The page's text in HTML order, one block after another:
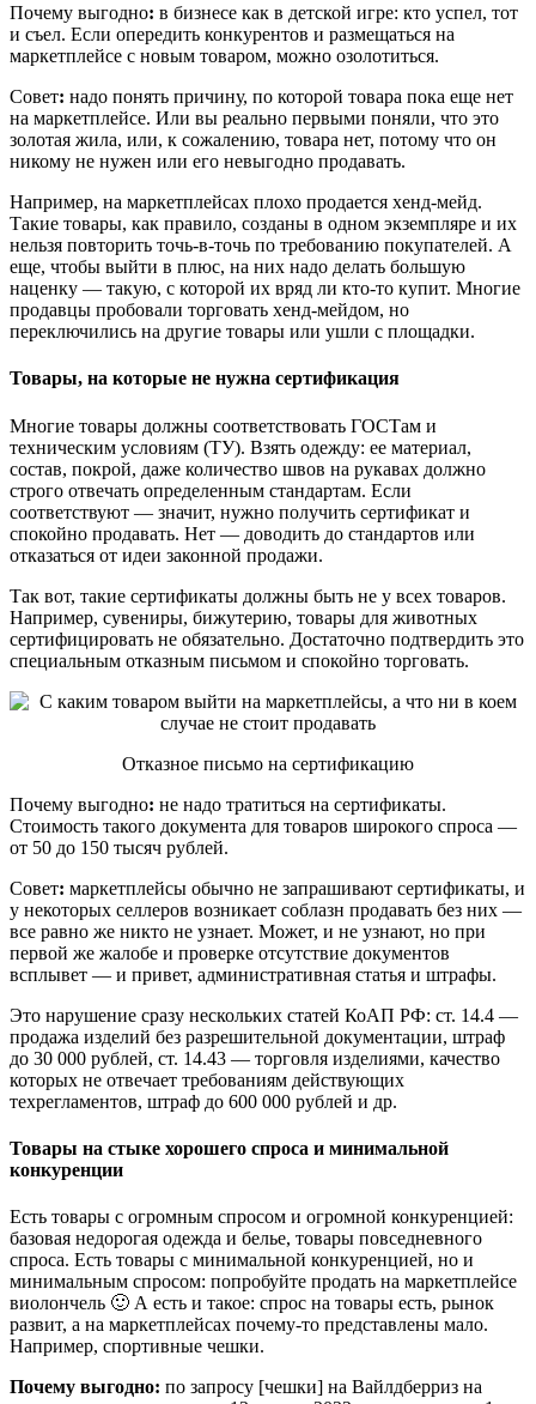
Почему выгодно: в бизнесе как в детской игре: кто успел, тот
и съел. Если опередить конкурентов и размещаться на
маркетплейсе с новым товаром, можно озолотиться.
Совет: надо понять причину, по которой товара пока еще нет
на маркетплейсе. Или вы реально первыми поняли, что это
золотая жила, или, к сожалению, товара нет, потому что он
никому не нужен или его невыгодно продавать.
Например, на маркетплейсах плохо продается хенд-мейд.
Такие товары, как правило, созданы в одном экземпляре и их
нельзя повторить точь-в-точь по требованию покупателей. А
еще, чтобы выйти в плюс, на них надо делать большую
наценку — такую, с которой их вряд ли кто-то купит. Многие
продавцы пробовали торговать хенд-мейдом, но
переключились на другие товары или ушли с площадки.
Товары, на которые не нужна сертификация
Многие товары должны соответствовать ГОСТам и
техническим условиям (ТУ). Взять одежду: ее материал,
состав, покрой, даже количество швов на рукавах должно
строго отвечать определенным стандартам. Если
соответствуют — значит, нужно получить сертификат и
спокойно продавать. Нет — доводить до стандартов или
отказаться от идеи законной продажи.
Так вот, такие сертификаты должны быть не у всех товаров.
Например, сувениры, бижутерию, товары для животных
сертифицировать не обязательно. Достаточно подтвердить это
специальным отказным письмом и спокойно торговать.
Отказное письмо на сертификацию
Почему выгодно: не надо тратиться на сертификаты.
Стоимость такого документа для товаров широкого спроса —
от 50 до 150 тысяч рублей.
Совет: маркетплейсы обычно не запрашивают сертификаты, и
у некоторых селлеров возникает соблазн продавать без них —
все равно же никто не узнает. Может, и не узнают, но при
первой же жалобе и проверке отсутствие документов
всплывет — и привет, административная статья и штрафы.
Это нарушение сразу нескольких статей КоАП РФ: ст. 14.4 —
продажа изделий без разрешительной документации, штраф
до 30 000 рублей, ст. 14.43 — торговля изделиями, качество
которых не отвечает требованиям действующих
техрегламентов, штраф до 600 000 рублей и др.
Товары на стыке хорошего спроса и минимальной
конкуренции
Есть товары с огромным спросом и огромной конкуренцией:
базовая недорогая одежда и белье, товары повседневного
спроса. Есть товары с минимальной конкуренцией, но и
минимальным спросом: попробуйте продать на маркетплейсе
виолончель 🙂 А есть и такое: спрос на товары есть, рынок
развит, а на маркетплейсах почему-то представлены мало.
Например, спортивные чешки.
Почему выгодно: по запросу [чешки] на Вайлдберриз на